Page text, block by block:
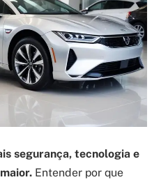
segurança, tecnologia e
Entender por que